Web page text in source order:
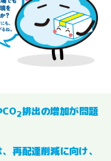
2排出の増加が問題
再配達削減に向け、